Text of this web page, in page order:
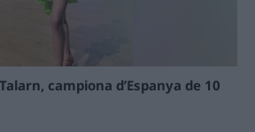
campiona d’Espanya de 10